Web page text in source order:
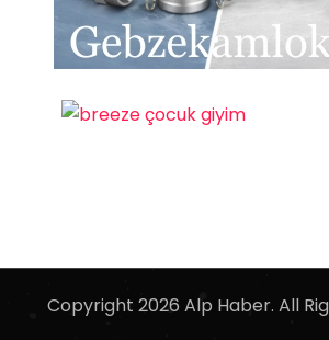
Copyright 2026 Alp Haber. All